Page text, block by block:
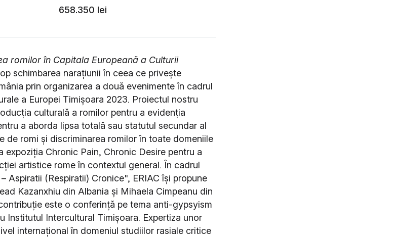
658.350 lei
romilor în Capitala Europeană a Culturii
schimbarea narațiunii în ceea ce privește
prin organizarea a două evenimente în cadrul
a Europei Timișoara 2023. Proiectul nostru
culturală a romilor pentru a evidenția
a aborda lipsa totală sau statutul secundar al
de romi și discriminarea romilor în toate domeniile
expoziția Chronic Pain, Chronic Desire pentru a
artistice rome în contextul general. În cadrul
Aspiratii (Respiratii) Cronice", ERIAC își propune
Kazanxhiu din Albania și Mihaela Cimpeanu din
este o conferință pe tema anti-gypsyism
Institutul Intercultural Timișoara. Expertiza unor
internațional în domeniul studiilor rasiale critice